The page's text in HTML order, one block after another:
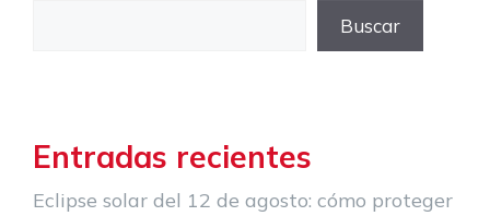
Buscar
Entradas recientes
Eclipse solar del 12 de agosto: cómo proteger